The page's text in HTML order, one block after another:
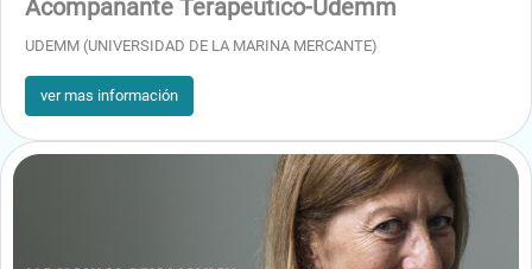
Acompañante Terapéutico-Udemm
UDEMM (UNIVERSIDAD DE LA MARINA MERCANTE)
ver mas información